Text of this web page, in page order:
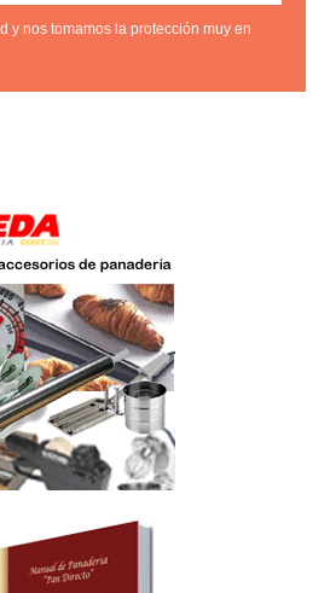
y nos tomamos la protección muy en